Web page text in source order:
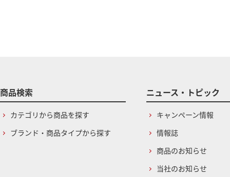
商品検索
カテゴリから商品を探す
ブランド・商品タイプから探す
ニュース・トピック
キャンペーン情報
情報誌
商品のお知らせ
当社のお知らせ